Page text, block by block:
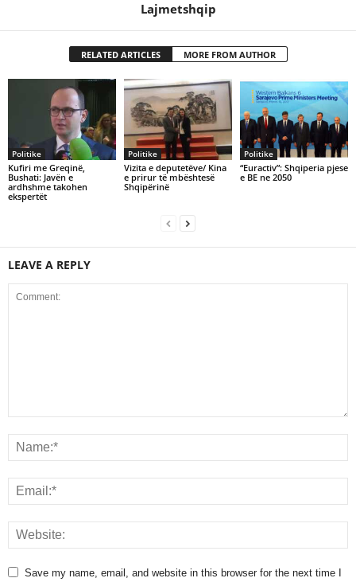
Lajmetshqip
RELATED ARTICLES MORE FROM AUTHOR
Politike
Kufiri me Greqinë,
Bushati: Javën e
ardhshme takohen
ekspertët
Politike
Vizita e deputetëve/ Kina
e prirur të mbështesë
Shqipërinë
Politike
“Euractiv”: Shqiperia pjese
e BE ne 2050
LEAVE A REPLY
Save my name, email, and website in this browser for the next time I